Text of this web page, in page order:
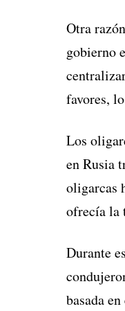
Otra
gobierno
favores,
Los
en Rusia
oligarcas
ofrecía la
Durante
basada